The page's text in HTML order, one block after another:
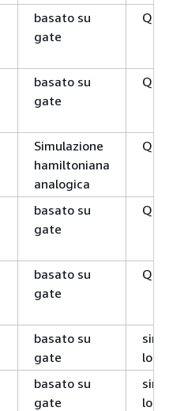
basato su
gate
QPU
basato su
gate
QPU
Simulazione
hamiltoniana
analogica
QPU
basato su
gate
QPU
basato su
gate
QPU
basato su
gate
basato su
gate